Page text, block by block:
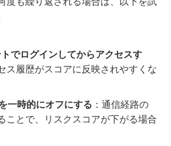
でログインしてからアクセスす
ス履歴がスコアに反映されやすくな
一時的にオフにする ：通信経路の
ことで、リスクスコアが下がる場合